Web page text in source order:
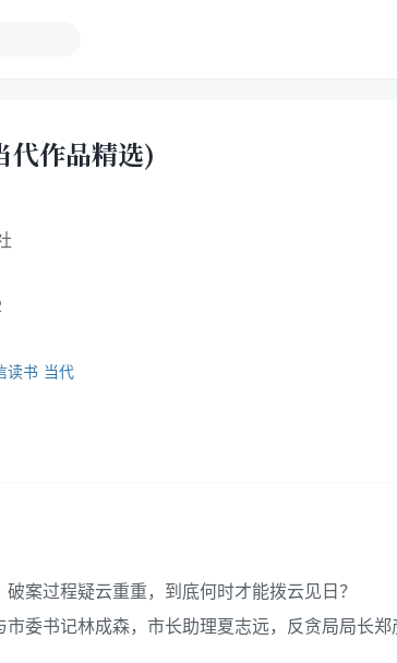
代作品精选)
读书 当代
案过程疑云重重，到底何时才能拨云见日？
委书记林成森，市长助理夏志远，反贪局局长